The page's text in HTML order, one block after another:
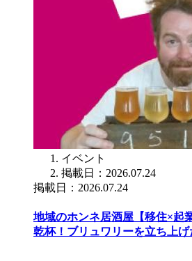
イベント
掲載日：2026.07.24
掲載日：2026.07.24
地域のホンネ居酒屋【移住×起
乾杯！ブリュワリーを立ち上